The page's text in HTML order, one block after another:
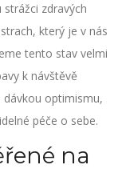
zdravých
který je v nás
tento stav velmi
k návštěvě
optimismu,
péče o sebe.
na